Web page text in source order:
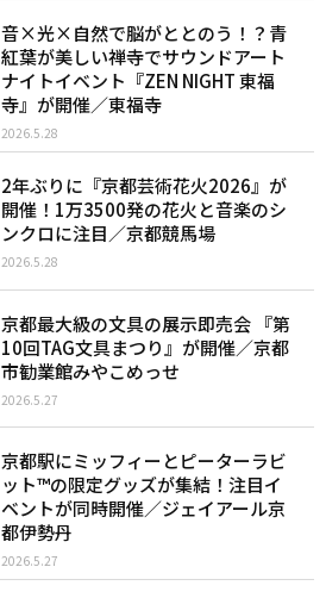
音×光×自然で脳がととのう！？青
紅葉が美しい禅寺でサウンドアート
ナイトイベント『ZEN NIGHT 東福
寺』が開催／東福寺
2026.5.28
2年ぶりに『京都芸術花火2026』が
開催！1万3500発の花火と音楽のシ
ンクロに注目／京都競馬場
2026.5.28
京都最大級の文具の展示即売会 『第
10回TAG文具まつり』が開催／京都
市勧業館みやこめっせ
2026.5.27
京都駅にミッフィーとピーターラビ
ット™︎の限定グッズが集結！注目イ
ベントが同時開催／ジェイアール京
都伊勢丹
2026.5.27